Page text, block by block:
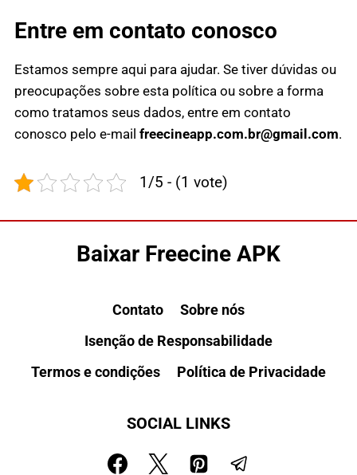
Entre em contato conosco
Estamos sempre aqui para ajudar. Se tiver dúvidas ou
preocupações sobre esta política ou sobre a forma
como tratamos seus dados, entre em contato
conosco pelo e-mail freecineapp.com.br@gmail.com.
1/5 - (1 vote)
Baixar Freecine APK
Contato
Sobre nós
Isenção de Responsabilidade
Termos e condições
Política de Privacidade
SOCIAL LINKS